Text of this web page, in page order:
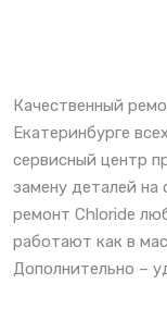
Качественный
Екатеринбурге
сервисный центр
замену деталей на
ремонт Chloride
работают как в
Дополнительно –